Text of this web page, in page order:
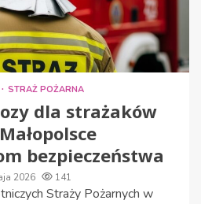
STRAŻ POŻARNA
dla strażaków
bezpieczeństwa
2026 141
Straży Pożarnych w